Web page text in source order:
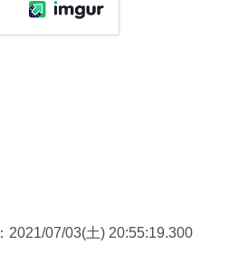
：2021/07/03(土) 20:55:19.300